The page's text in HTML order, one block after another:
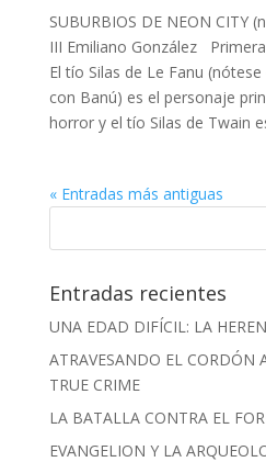
SUBURBIOS DE NEON CITY
III Emiliano González
El tío Silas de Le Fanu
con Banú) es el personaje
horror y el tío Silas de Twain
« Entradas más antiguas
Entradas recientes
UNA EDAD DIFÍCIL: LA
ATRAVESANDO EL CORDÓN
TRUE CRIME
LA BATALLA CONTRA EL
EVANGELION Y LA